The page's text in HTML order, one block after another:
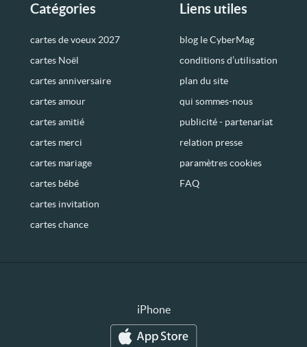
Catégories
cartes de voeux 2027
cartes Noël
cartes anniversaire
cartes amour
cartes amitié
cartes merci
cartes mariage
cartes bébé
cartes invitation
cartes chance
Liens utiles
blog le CyberMag
conditions d’utilisation
plan du site
qui sommes-nous
publicité - partenariat
relation presse
paramètres cookies
FAQ
iPhone